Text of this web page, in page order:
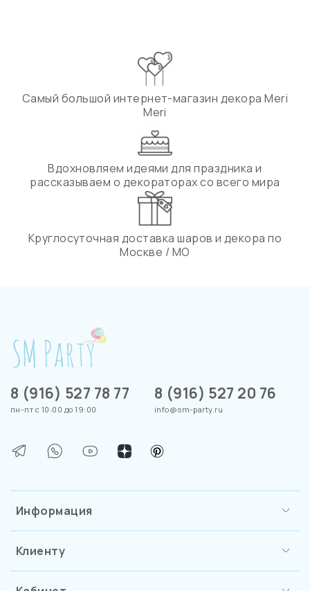
Самый большой интернет-магазин декора Meri
Meri
Вдохновляем идеями для праздника и
рассказываем о декораторах со всего мира
Круглосуточная доставка шаров и декора по
Москве / МО
Информация
Клиенту
8 (916) 527 78 77
пн-пт с 10:00 до 19:00
8 (916) 527 20 76
info@sm-party.ru